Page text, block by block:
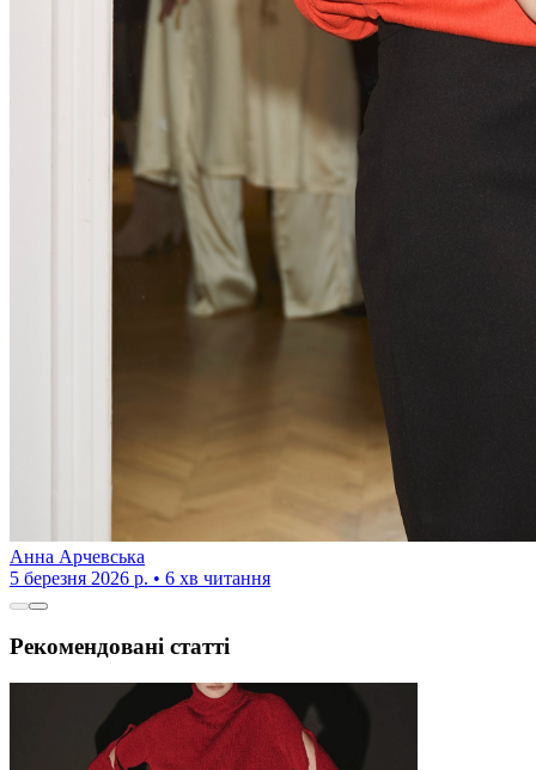
Анна Арчевська
5 березня 2026 р. • 6 хв читання
Рекомендовані статті